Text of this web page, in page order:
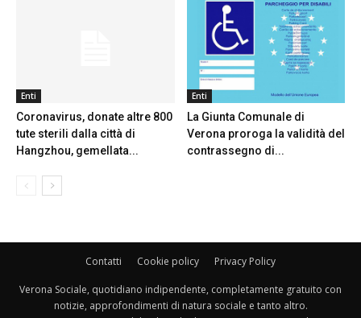
Enti
Coronavirus, donate altre 800
tute sterili dalla città di
Hangzhou, gemellata...
Enti
La Giunta Comunale di
Verona proroga la validità del
contrassegno di...
Contatti Cookie policy Privacy Policy
Verona Sociale, quotidiano indipendente, completamente gratuito con
notizie, approfondimenti di natura sociale e tanto altro.